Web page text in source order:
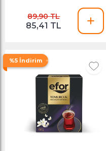
89,90 TL
85,41 TL
%5 İndirim